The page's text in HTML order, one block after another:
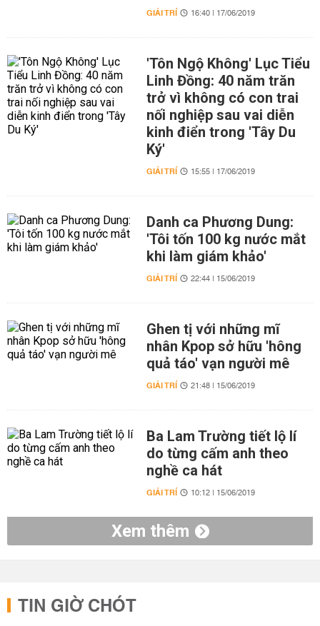
GIẢI TRÍ 16:40 | 17/06/2019
'Tôn Ngộ Không' Lục Tiểu
Linh Đồng: 40 năm trăn
trở vì không có con trai
nối nghiệp sau vai diễn
kinh điển trong 'Tây Du
Ký'
GIẢI TRÍ 15:55 | 17/06/2019
Danh ca Phương Dung:
'Tôi tốn 100 kg nước mắt
khi làm giám khảo'
GIẢI TRÍ 22:44 | 15/06/2019
Ghen tị với những mĩ
nhân Kpop sở hữu 'hông
quả táo' vạn người mê
GIẢI TRÍ 21:48 | 15/06/2019
Ba Lam Trường tiết lộ lí
do từng cấm anh theo
nghề ca hát
GIẢI TRÍ 10:12 | 15/06/2019
Xem thêm
TIN GIỜ CHÓT